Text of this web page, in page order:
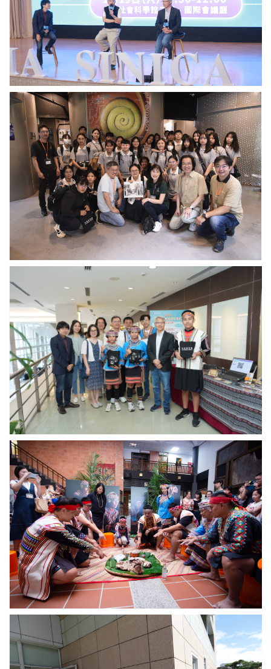
們
未
來
的
日
常
生
活」。
圖
／
研
院
「未
來
世
代
的
必
修
課：
能
源
AI
科
技」
講。
圖
院
提
花
蓮
濟
大
學
中
心
生
參
觀
「福
爾
摩
沙
蕨
響」
展。
圖
／
中
研
院
提
供
俊
智
院
長
與
花
蓮
縣
卓
溪
鄉
太
平
國
民
小
學
的
「2024
年
IEYI
世
界
青
少
年
發
明
展」
得
獎
師
生
合
影。
圖
民
族
所
舉
辦
LUSAN
布
農
族
巫
師
祈
福
儀
式。
圖
／
中
研
院
提
天
文
所
「以
管